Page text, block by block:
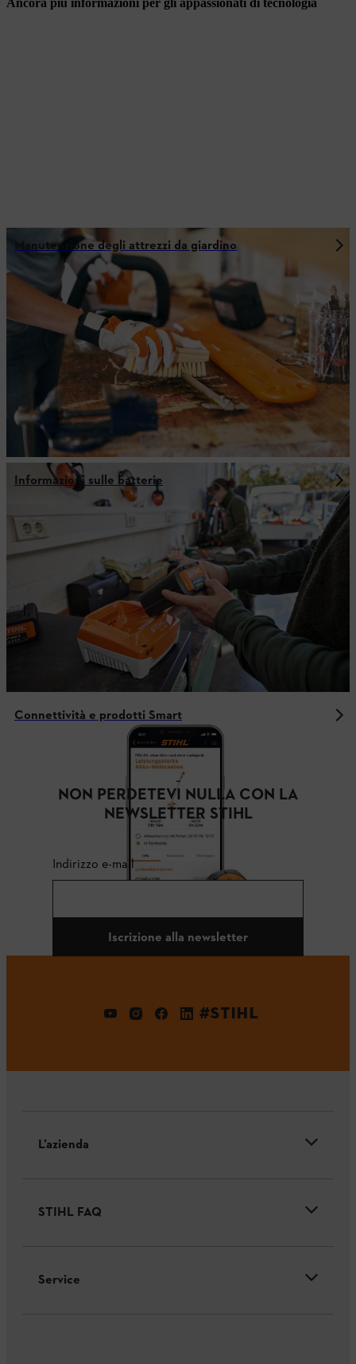
Ancora più informazioni per gli appassionati di tecnologia
Manutenzione degli attrezzi da giardino
Informazioni sulle batterie
Connettività e prodotti Smart
NON PERDETEVI NULLA CON LA
NEWSLETTER STIHL
Indirizzo e-mail
Iscrizione alla newsletter
#STIHL
L’azienda
STIHL FAQ
Service